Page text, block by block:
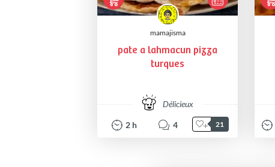
mamajisma
pate a lahmacun pizza
turques
Délicieux
2 h 4 21